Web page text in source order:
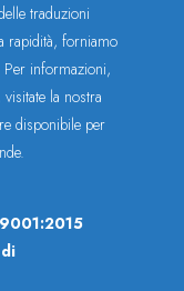
traduzioni
rapidità, forniamo
informazioni,
la nostra
disponibile per